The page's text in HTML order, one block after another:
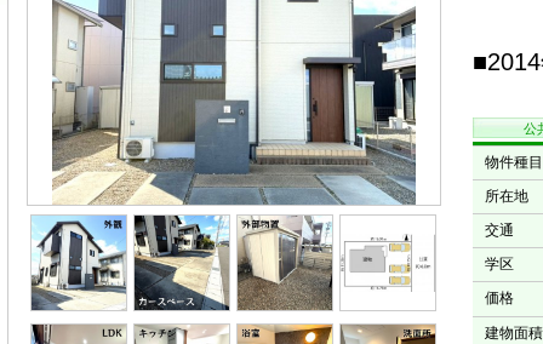
公
物件種目
所在地
交通
学区
価格
建物面積